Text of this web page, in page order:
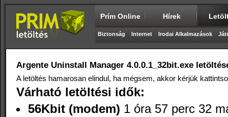
Prím Online Hírek
Biztonság Internet Irodai Alkalmazások
Argente Uninstall Manager 4.0.0.1_32bit.exe
A letöltés hamarosan elindul, ha mégsem, akkor kérjük
Várható letöltési idők:
56Kbit (modem) 1 óra 57 perc 32